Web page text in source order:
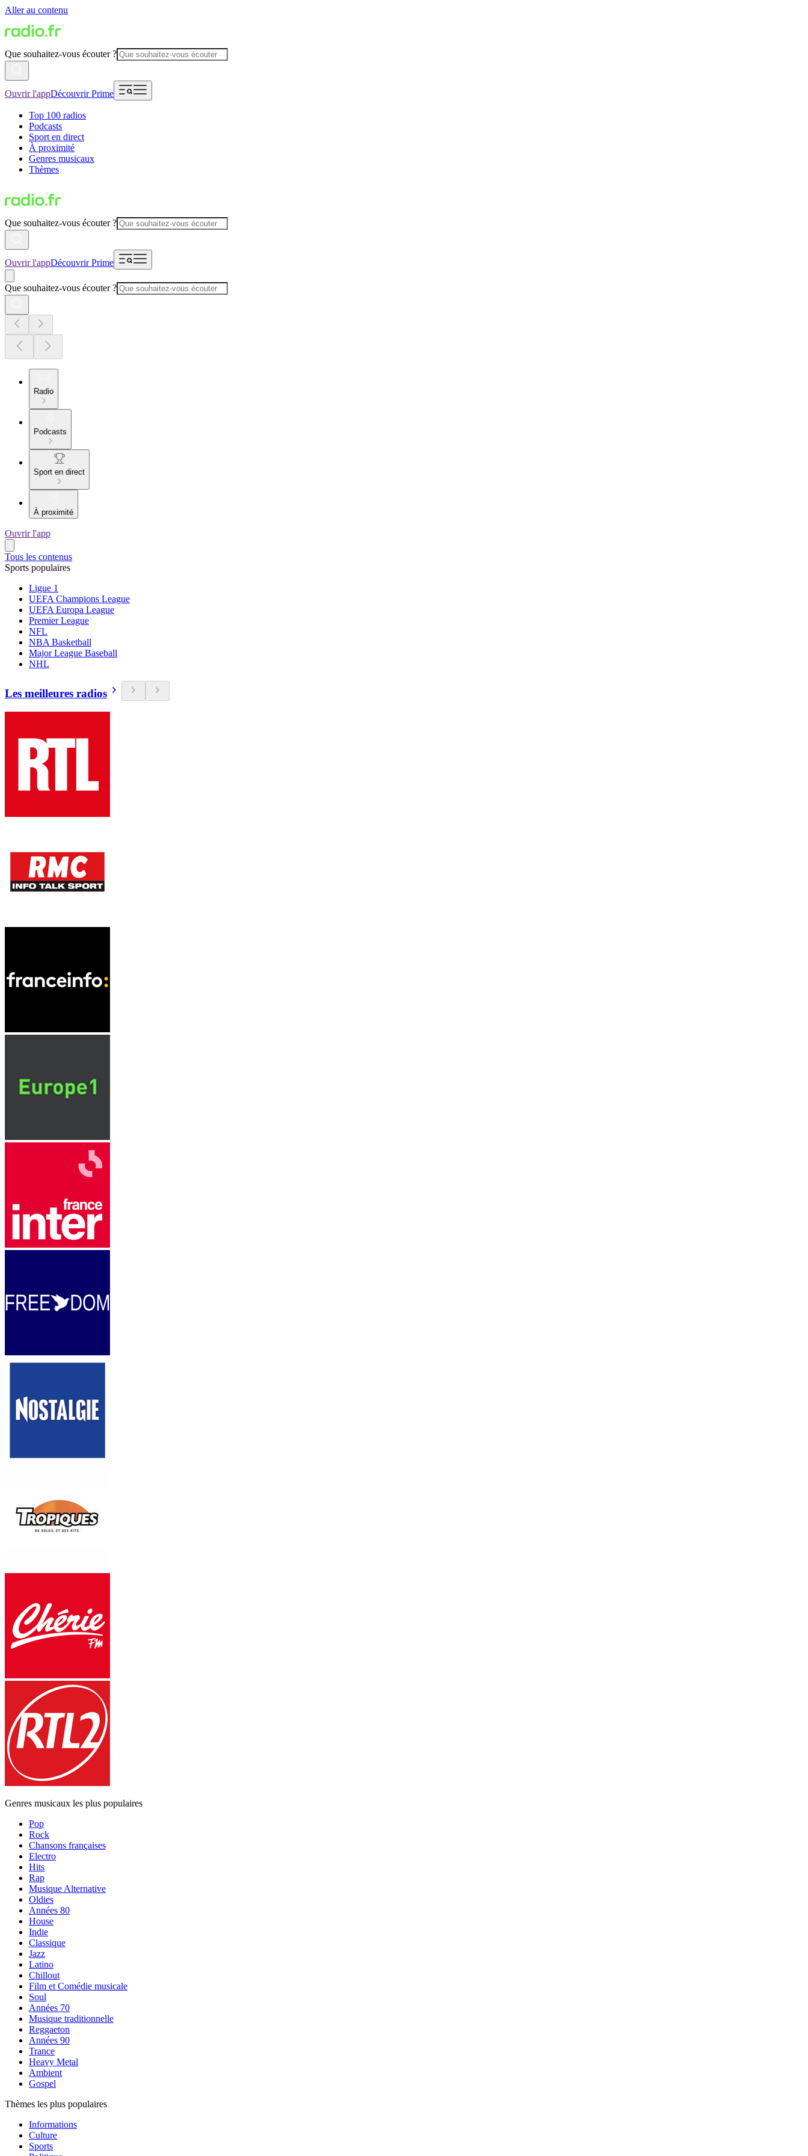
Aller au contenu
Que souhaitez-vous écouter ?
Ouvrir l'appDécouvrir Prime
Top 100 radios
Podcasts
Sport en direct
À proximité
Genres musicaux
Thèmes
Que souhaitez-vous écouter ?
Ouvrir l'appDécouvrir Prime
Que souhaitez-vous écouter ?
Radio
Podcasts
Sport en direct
À proximité
Ouvrir l'app
Tous les contenus
Sports populaires
Ligue 1
UEFA Champions League
UEFA Europa League
Premier League
NFL
NBA Basketball
Major League Baseball
NHL
Les meilleures radios
Genres musicaux les plus populaires
Pop
Rock
Chansons françaises
Electro
Hits
Rap
Musique Alternative
Oldies
Années 80
House
Indie
Classique
Jazz
Latino
Chillout
Film et Comédie musicale
Soul
Années 70
Musique traditionnelle
Reggaeton
Années 90
Trance
Heavy Metal
Ambient
Gospel
Thèmes les plus populaires
Informations
Culture
Sports